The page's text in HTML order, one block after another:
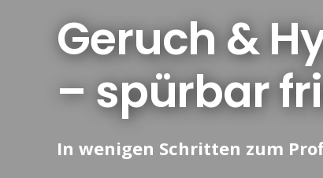
Geruch &
– spürbar
In wenigen Schritten zum